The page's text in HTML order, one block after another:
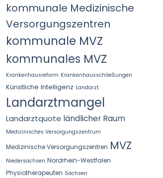
kommunale Medizinische
Versorgungszentren
kommunale MVZ
kommunales MVZ
Krankenhausreform Krankenhausschließungen
Künstliche Intelligenz Landarzt
Landarztmangel
Landarztquote ländlicher Raum
Medizinisches Versorgungszentrum
Medizinische Versorgungszentren MVZ
Niedersachsen Nordrhein-Westfalen
Physiotherapeuten Sachsen